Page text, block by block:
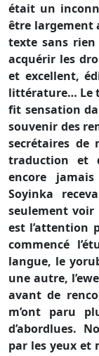
était un
être largement
texte sans
acquérir les
et excellent,
littérature… Le
fit sensation
souvenir des
secrétaires de
traduction et
encore
Soyinka
seulement voir
est l’attention
commencé
langue, le
une autre,
avant de
m’ont paru
d’abordlues.
par les yeux et